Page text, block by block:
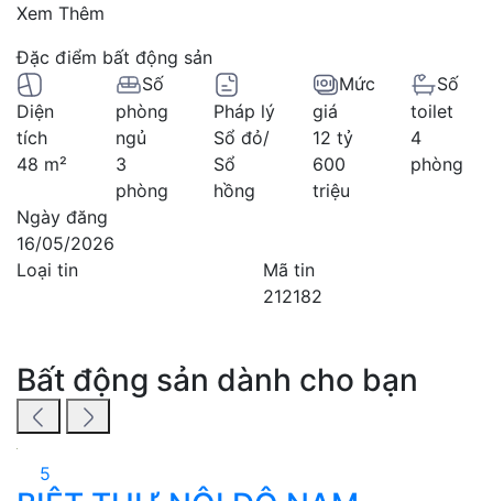
Xem Thêm
Đặc điểm bất động sản
Diện
tích
48 m²
Số
phòng
ngủ
3
phòng
Pháp lý
Sổ đỏ/
Sổ
hồng
Mức
giá
12 tỷ
600
triệu
Số
toilet
4
phòng
Ngày đăng
16/05/2026
Loại tin
Mã tin
212182
Bất động sản dành cho bạn
5